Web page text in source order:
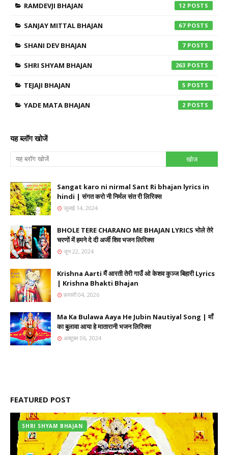
RAMDEVJI BHAJAN 12
SANJAY MITTAL BHAJAN 67
SHANI DEV BHAJAN 7
SHRI SHYAM BHAJAN 263
TEJAJI BHAJAN 5
YADE MATA BHAJAN 2
यह ब्लॉग खोजें
Sangat karo ni nirmal Sant Ri bhajan lyrics in
hindi | संगत करो नी निर्मल संत री लिरिक्स
जुलाई 14, 2024
BHOLE TERE CHARANO ME BHAJAN LYRICS भोले तेरे
चरणों में हमने दे दी अर्जी शिव भजन लिरिक्स
जून 22, 2024
Krishna Aarti मैं आरती तेरी गाउँ ओ केशव कुञ्ज बिहारी Lyrics
| Krishna Bhakti Bhajan
फ़रवरी 04, 2026
Ma Ka Bulawa Aaya He Jubin Nautiyal Song | माँ
का बुलावा आया हे मातारानी भजन लिरिक्स
अक्टूबर 06, 2024
FEATURED POST
SHRI SHYAM BHAJAN